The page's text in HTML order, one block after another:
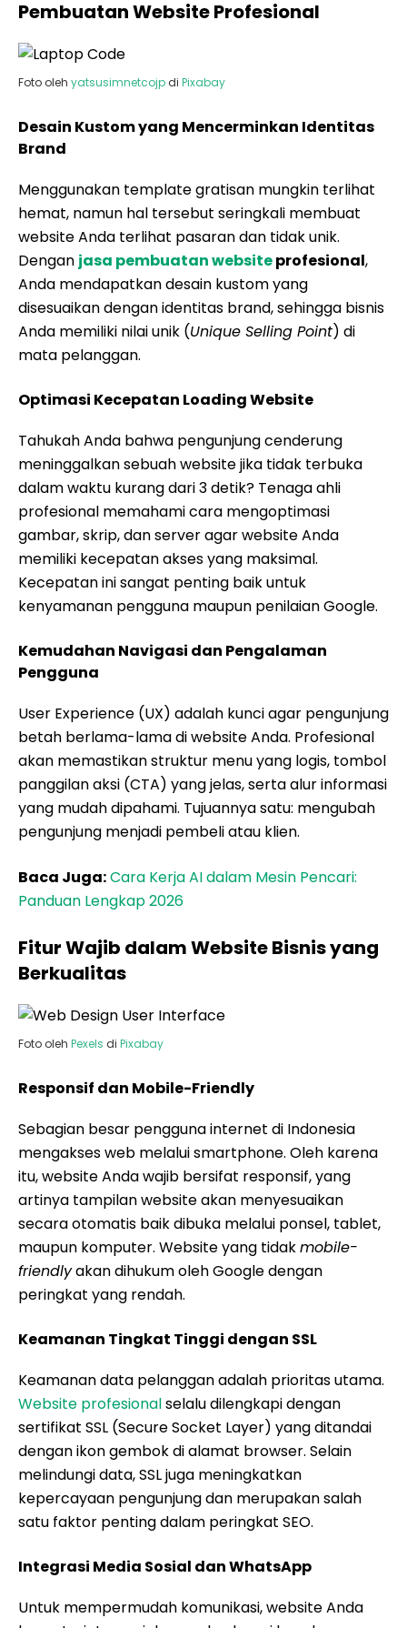
Pembuatan Website Profesional
Foto oleh yatsusimnetcojp di Pixabay
Desain Kustom yang Mencerminkan Identitas
Brand
Menggunakan template gratisan mungkin terlihat
hemat, namun hal tersebut seringkali membuat
website Anda terlihat pasaran dan tidak unik.
Dengan jasa pembuatan websiteprofesional,
Anda mendapatkan desain kustom yang
disesuaikan dengan identitas brand, sehingga bisnis
Anda memiliki nilai unik (Unique Selling Point) di
mata pelanggan.
Optimasi Kecepatan Loading Website
Tahukah Anda bahwa pengunjung cenderung
meninggalkan sebuah website jika tidak terbuka
dalam waktu kurang dari 3 detik? Tenaga ahli
profesional memahami cara mengoptimasi
gambar, skrip, dan server agar website Anda
memiliki kecepatan akses yang maksimal.
Kecepatan ini sangat penting baik untuk
kenyamanan pengguna maupun penilaian Google.
Kemudahan Navigasi dan Pengalaman
Pengguna
User Experience (UX) adalah kunci agar pengunjung
betah berlama-lama di website Anda. Profesional
akan memastikan struktur menu yang logis, tombol
panggilan aksi (CTA) yang jelas, serta alur informasi
yang mudah dipahami. Tujuannya satu: mengubah
pengunjung menjadi pembeli atau klien.
Baca Juga:Cara Kerja AI dalam Mesin Pencari:
Panduan Lengkap 2026
Fitur Wajib dalam Website Bisnis yang
Berkualitas
Foto oleh Pexels di Pixabay
Responsif dan Mobile-Friendly
Sebagian besar pengguna internet di Indonesia
mengakses web melalui smartphone. Oleh karena
itu, website Anda wajib bersifat responsif, yang
artinya tampilan website akan menyesuaikan
secara otomatis baik dibuka melalui ponsel, tablet,
maupun komputer. Website yang tidakmobile-
friendlyakan dihukum oleh Google dengan
peringkat yang rendah.
Keamanan Tingkat Tinggi dengan SSL
Keamanan data pelanggan adalah prioritas utama.
Website profesionalselalu dilengkapi dengan
sertifikat SSL (Secure Socket Layer) yang ditandai
dengan ikon gembok di alamat browser. Selain
melindungi data, SSL juga meningkatkan
kepercayaan pengunjung dan merupakan salah
satu faktor penting dalam peringkat SEO.
Integrasi Media Sosial dan WhatsApp
Untuk mempermudah komunikasi, website Anda